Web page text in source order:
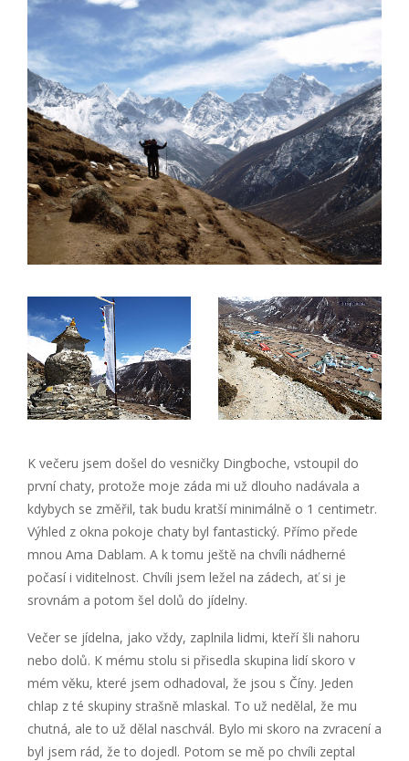
K večeru jsem došel do vesničky Dingboche, vstoupil do
první chaty, protože moje záda mi už dlouho nadávala a
kdybych se změřil, tak budu kratší minimálně o 1 centimetr.
Výhled z okna pokoje chaty byl fantastický. Přímo přede
mnou Ama Dablam. A k tomu ještě na chvíli nádherné
počasí i viditelnost. Chvíli jsem ležel na zádech, ať si je
srovnám a potom šel dolů do jídelny.
Večer se jídelna, jako vždy, zaplnila lidmi, kteří šli nahoru
nebo dolů. K mému stolu si přisedla skupina lidí skoro v
mém věku, které jsem odhadoval, že jsou s Číny. Jeden
chlap z té skupiny strašně mlaskal. To už nedělal, že mu
chutná, ale to už dělal naschvál. Bylo mi skoro na zvracení a
byl jsem rád, že to dojedl. Potom se mě po chvíli zeptal